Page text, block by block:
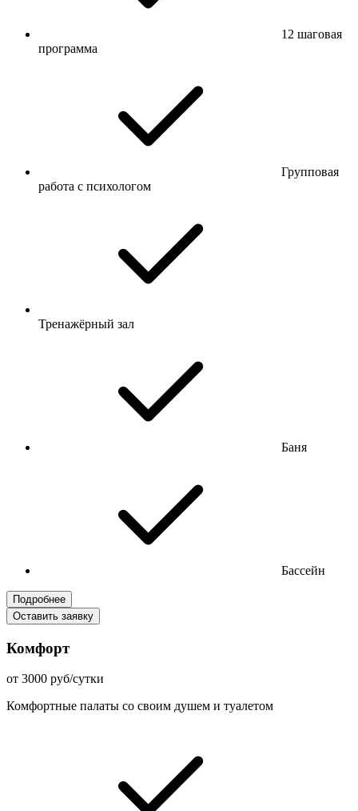
12 шаговая
программа
Групповая
работа с психологом
Тренажёрный зал
Баня
Бассейн
Подробнее
Оставить заявку
Комфорт
от 3000 руб/сутки
Комфортные палаты со своим душем и туалетом